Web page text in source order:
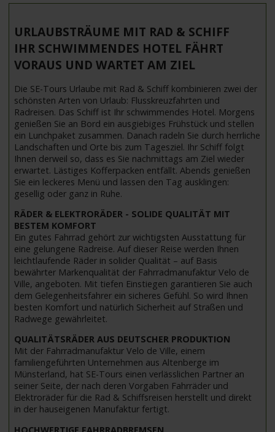
URLAUBSTRÄUME MIT RAD & SCHIFF
IHR SCHWIMMENDES HOTEL FÄHRT
VORAUS UND WARTET AM ZIEL
Die SE-Tours Urlaube mit Rad & Schiff kombinieren zwei der
schönsten Arten von Urlaub: Flusskreuzfahrten und
Radreisen. Das Schiff ist Ihr schwimmendes Hotel. Morgens
genießen Sie an Bord ein ausgiebiges Frühstück und stellen
ein Lunchpaket zusammen. Danach radeln Sie durch herrliche
Landschaften und Orte bis zum Tagesziel. Ihr Schiff folgt
Ihnen derweil so, dass es Sie nachmittags am Ziel wieder
erwartet. Lästiges Kofferpacken entfällt. Abends genießen
Sie ein leckeres Menü und lassen den Tag ausklingen:
gesellig oder ganz in Ruhe.
RÄDER & ELEKTRORÄDER - SOLIDE QUALITÄT MIT
BESTEM KOMFORT
Ein gutes Fahrrad gehört zur wichtigsten Ausstattung für
eine gelungene Radreise. Auf dieser Reise werden Ihnen
leichtlaufende Räder in solider Qualität – auf Basis
bewährter Markenqualität der Fahrradmanufaktur Velo de
Ville, angeboten. Mit tiefen Einstiegen garantieren Sie auch
dem Gelegenheitsfahrer ein sicheres Gefühl. So wird Ihnen
besten Komfort und natürlich Sicherheit auf Straßen und
Radwege gewährleitet.
QUALITÄTSRÄDER AUS DEUTSCHER PRODUKTION
Mit der Fahrradmanufaktur Velo de Ville, einem
familiengeführten Unternehmen aus Altenberge im
Münsterland, hat SE-Tours einen verlässlichen Partner an
seiner Seite, der nach deren Vorgaben Fahrräder und
Elektroräder für die Rad & Schiffsreisen herstellt und direkt
in der hauseigenen Manufaktur fertigt.